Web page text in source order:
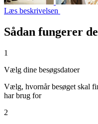
Læs beskrivelsen
Sådan fungerer
1
Vælg dine besøgsdatoer
Vælg, hvornår besøget skal
har brug for
2